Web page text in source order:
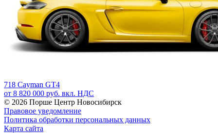
718 Cayman GT4
от 8 820 000 руб. вкл. НДС
© 2026 Порше Центр Новосибирск
Правовое уведомление
Политика обработки персональных данных
Карта сайта